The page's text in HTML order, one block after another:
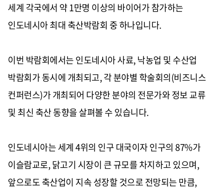
세계 각국에서 약1만명 이상의 바이어가 참가하는
인도네시아 최대 축산박람회 중 하나입니다.
이번 박람회에서는 인도네시아 사료,낙농업 및 수산업
박람회가 동시에 개최되고,각 분야별 학술회의(비즈니스
컨퍼런스)가 개최되어 다양한 분야의 전문가와 정보 교류
및 최신 축산 동향을 살펴볼 수 있습니다.
인도네시아는 세계4위의 인구 대국이자 인구의87%가
이슬람교로,닭고기 시장이 큰 규모를 차지하고 있으며,
앞으로도 축산업이 지속 성장할 것으로 전망되는 만큼,